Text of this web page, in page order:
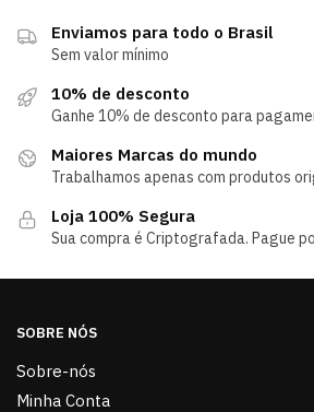
Enviamos para todo o Brasil
Sem valor mínimo
10% de desconto
Ganhe 10% de desconto para
Maiores Marcas do mundo
Trabalhamos apenas com produtos
Loja 100% Segura
Sua compra é Criptografada. Pague
SOBRE NÓS
Sobre-nós
Minha Conta